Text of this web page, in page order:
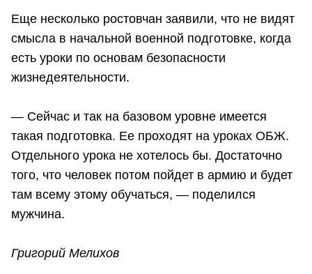
Еще несколько ростовчан заявили, что не видят
смысла в начальной военной подготовке, когда
есть уроки по основам безопасности
жизнедеятельности.
— Сейчас и так на базовом уровне имеется
такая подготовка. Ее проходят на уроках ОБЖ.
Отдельного урока не хотелось бы. Достаточно
того, что человек потом пойдет в армию и будет
там всему этому обучаться, — поделился
мужчина.
Григорий Мелихов